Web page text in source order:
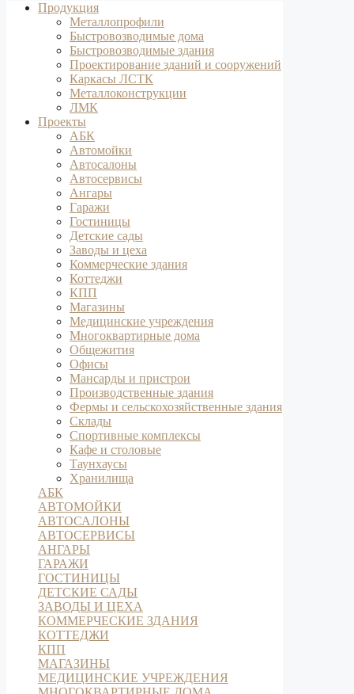
Продукция
Металлопрофили
Быстровозводимые дома
Быстровозводимые здания
Проектирование зданий и сооружений
Каркасы ЛСТК
Металлоконструкции
ЛМК
Проекты
АБК
Автомойки
Автосалоны
Автосервисы
Ангары
Гаражи
Гостиницы
Детские сады
Заводы и цеха
Коммерческие здания
Коттеджи
КПП
Магазины
Медицинские учреждения
Многоквартирные дома
Общежития
Офисы
Мансарды и пристрои
Производственные здания
Фермы и сельскохозяйственные здания
Склады
Спортивные комплексы
Кафе и столовые
Таунхаусы
Хранилища
АБК
АВТОМОЙКИ
АВТОСАЛОНЫ
АВТОСЕРВИСЫ
АНГАРЫ
ГАРАЖИ
ГОСТИНИЦЫ
ДЕТСКИЕ САДЫ
ЗАВОДЫ И ЦЕХА
КОММЕРЧЕСКИЕ ЗДАНИЯ
КОТТЕДЖИ
КПП
МАГАЗИНЫ
МЕДИЦИНСКИЕ УЧРЕЖДЕНИЯ